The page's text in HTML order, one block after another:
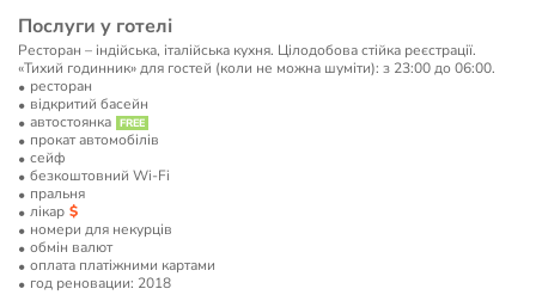
Послуги у готелі
Ресторан – індійська, італійська кухня. Цілодобова стійка реєстрації.
«Тихий годинник» для гостей (коли не можна шуміти): з 23:00 до 06:00.
ресторан
відкритий басейн
автостоянка
прокат автомобілів
сейф
безкоштовний Wi-Fi
пральня
лікар
номери для некурців
обмін валют
оплата платіжними картами
год реновации: 2018